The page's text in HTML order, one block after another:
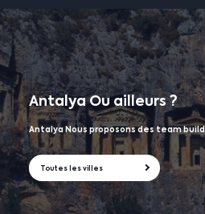
AntalyaOu ailleurs ?
Antalya Nous proposons des team
Toutes les villes